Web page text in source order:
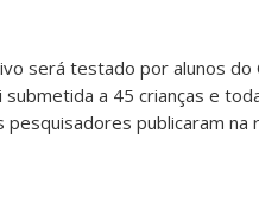
será testado por alunos do
a 45 crianças e
publicaram na